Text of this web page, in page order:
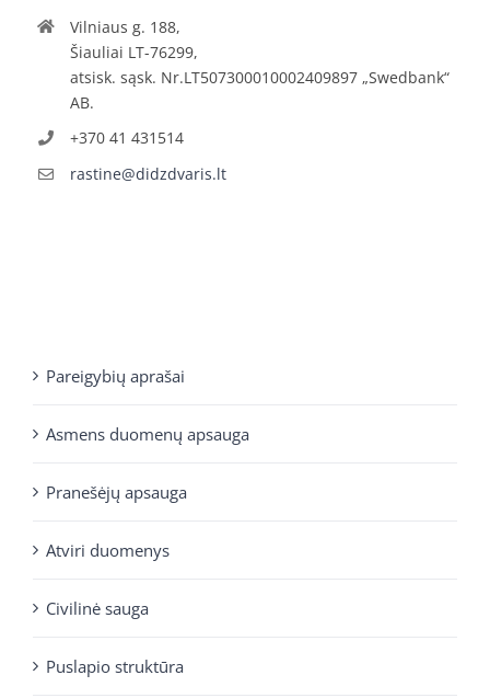
Vilniaus g. 188,
Šiauliai LT-76299,
atsisk. sąsk. Nr.LT507300010002409897 „Swedbank“
AB.
+370 41 431514
rastine@didzdvaris.lt
Pareigybių aprašai
Asmens duomenų apsauga
Pranešėjų apsauga
Atviri duomenys
Civilinė sauga
Puslapio struktūra